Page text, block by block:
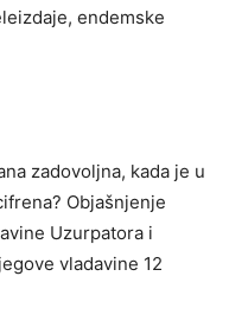
endemske
zadovoljna, kada je u
Objašnjenje
Uzurpatora i
vladavine 12